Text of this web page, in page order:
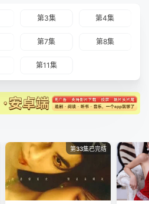
第3集 第4集
第7集 第8集
第11集
第33集已完结